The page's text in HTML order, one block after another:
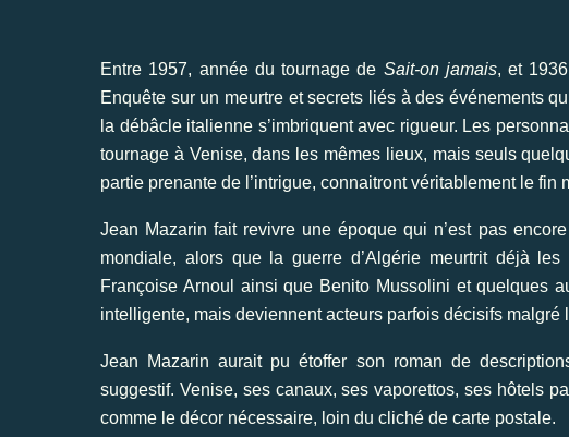
Entre 1957, année du tournage de Sait-on jamais, et
Enquête sur un meurtre et secrets liés à des événements
la débâcle italienne s’imbriquent avec rigueur. Les
tournage à Venise, dans les mêmes lieux, mais seuls
partie prenante de l’intrigue, connaitront véritablement le fin
Jean Mazarin fait revivre une époque qui n’est pas
mondiale, alors que la guerre d’Algérie meurtrit déjà
Françoise Arnoul ainsi que Benito Mussolini et quelques
intelligente, mais deviennent acteurs parfois décisifs malgré
Jean Mazarin aurait pu étoffer son roman de
suggestif. Venise, ses canaux, ses vaporettos, ses hôtels
comme le décor nécessaire, loin du cliché de carte postale.